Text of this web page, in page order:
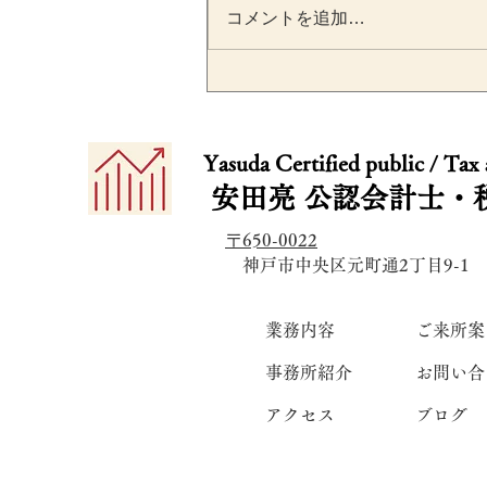
消費税の「特定期間」とは？
なる落とし穴を税理士が解説
コメントを追加…
​​Yasuda Certified public / Tax
安田亮 公認会計士・
〒650-0022
神戸市中央区元町通2丁目9-1
業務内容
事務所紹介
アクセス
ご来所
お問い
ブログ